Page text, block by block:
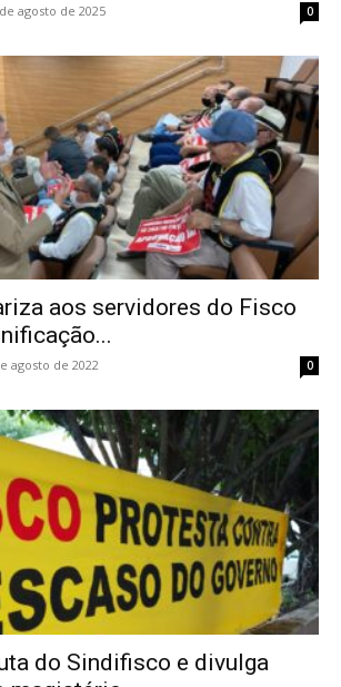
agosto de 2025 0
aos servidores do Fisco
agosto de 2022 0
do Sindifisco e divulga